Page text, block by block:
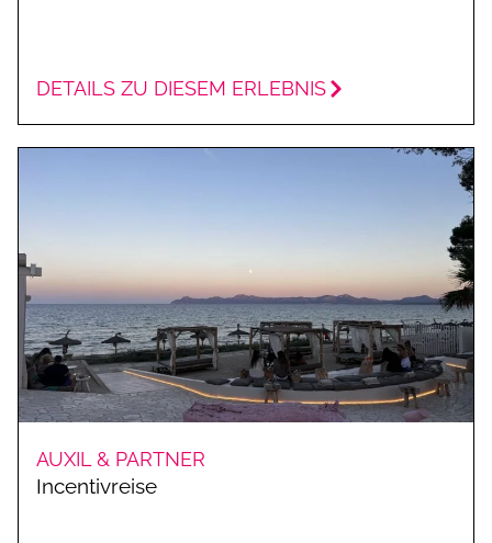
DETAILS ZU DIESEM ERLEBNIS
AUXIL & PARTNER
Incentivreise